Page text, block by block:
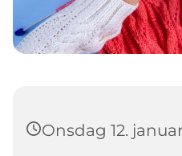
Onsdag 12.